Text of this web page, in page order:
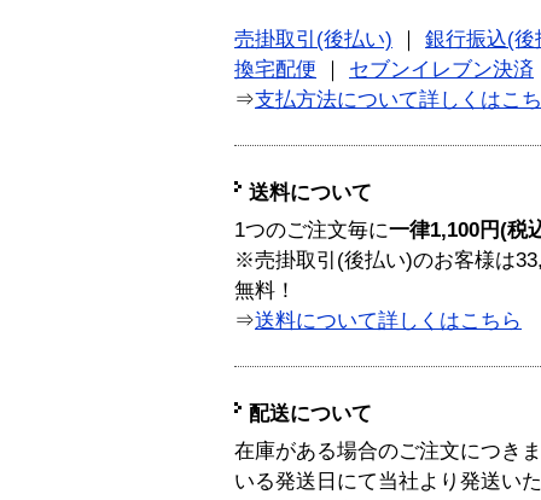
売掛取引(後払い)
銀行振込(後
換宅配便
セブンイレブン決済
⇒支払方法について詳しくはこ
送料について
1つのご注文毎に一律1,100円(税
※売掛取引(後払い)のお客様は
無料！
⇒送料について詳しくはこちら
配送について
在庫がある場合のご注文につき
いる発送日にて当社より発送い